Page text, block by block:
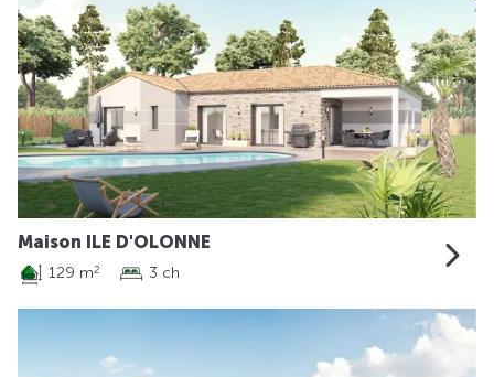
Maison ILE D'OLONNE
129 m2 3 ch